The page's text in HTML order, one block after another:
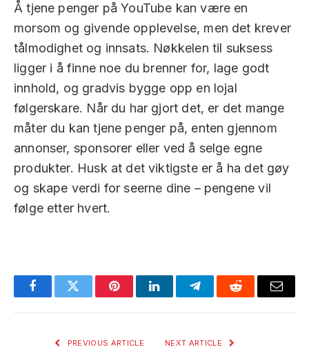
Å tjene penger på YouTube kan være en
morsom og givende opplevelse, men det krever
tålmodighet og innsats. Nøkkelen til suksess
ligger i å finne noe du brenner for, lage godt
innhold, og gradvis bygge opp en lojal
følgerskare. Når du har gjort det, er det mange
måter du kan tjene penger på, enten gjennom
annonser, sponsorer eller ved å selge egne
produkter. Husk at det viktigste er å ha det gøy
og skape verdi for seerne dine – pengene vil
følge etter hvert.
FacebookTwitter PinterestLinkedInTelegramReddit Email
PREVIOUS ARTICLE NEXT ARTICLE